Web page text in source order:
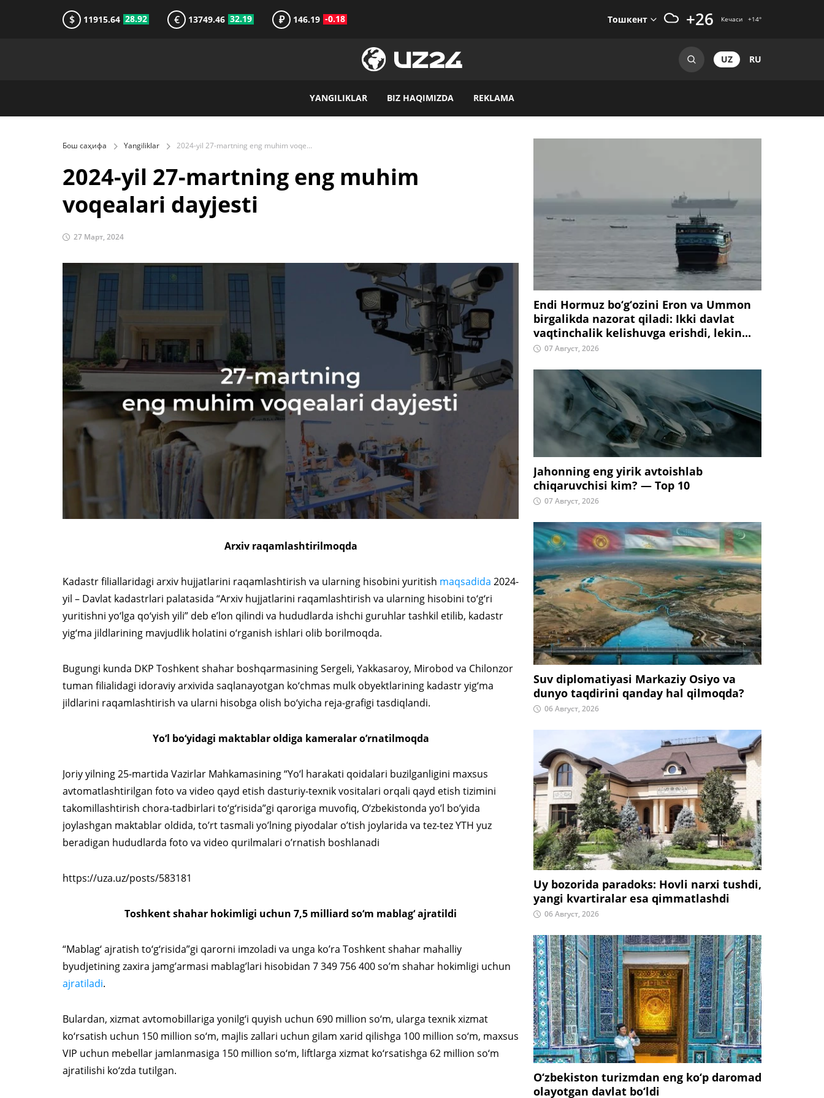
$ 11915.64 28.92 € 13749.46 32.19 ₽ 146.19 -0.18 Тошкент +26 Кечаси +14°
UZ RU
YANGILIKLAR BIZ HAQIMIZDA REKLAMA
Бош саҳифа Yangiliklar 2024-yil 27-martning eng muhim voqealari dayjesti
2024-yil 27-martning eng muhim
voqealari dayjesti
27 Март, 2024
Arxiv raqamlashtirilmoqda
Kadastr filiallaridagi arxiv hujjatlarini raqamlashtirish va ularning hisobini yuritish maqsadida 2024-
yil – Davlat kadastrlari palatasida “Arxiv hujjatlarini raqamlashtirish va ularning hisobini to‘g‘ri
yuritishni yo‘lga qo‘yish yili” deb e’lon qilindi va hududlarda ishchi guruhlar tashkil etilib, kadastr
yig‘ma jildlarining mavjudlik holatini o‘rganish ishlari olib borilmoqda.
Bugungi kunda DKP Toshkent shahar boshqarmasining Sergeli, Yakkasaroy, Mirobod va Chilonzor
tuman filialidagi idoraviy arxivida saqlanayotgan ko‘chmas mulk obyektlarining kadastr yig‘ma
jildlarini raqamlashtirish va ularni hisobga olish bo‘yicha reja-grafigi tasdiqlandi.
Yo‘l bo‘yidagi maktablar oldiga kameralar o’rnatilmoqda
Joriy yilning 25-martida Vazirlar Mahkamasining “Yo‘l harakati qoidalari buzilganligini maxsus
avtomatlashtirilgan foto va video qayd etish dasturiy-texnik vositalari orqali qayd etish tizimini
takomillashtirish chora-tadbirlari to‘g‘risida”gi qaroriga muvofiq, O’zbekistonda yo’l bo’yida
joylashgan maktablar oldida, to’rt tasmali yo’lning piyodalar o’tish joylarida va tez-tez YTH yuz
beradigan hududlarda foto va video qurilmalari o’rnatish boshlanadi
https://uza.uz/posts/583181
Toshkent shahar hokimligi uchun 7,5 milliard so‘m mablag‘ ajratildi
“Mablag‘ ajratish to‘g‘risida”gi qarorni imzoladi va unga ko’ra Toshkent shahar mahalliy
byudjetining zaxira jamg’armasi mablag’lari hisobidan 7 349 756 400 so’m shahar hokimligi uchun
ajratiladi.
Bulardan, xizmat avtomobillariga yonilg‘i quyish uchun 690 million so‘m, ularga texnik xizmat
ko‘rsatish uchun 150 million so‘m, majlis zallari uchun gilam xarid qilishga 100 million so‘m, maxsus
VIP uchun mebellar jamlanmasiga 150 million so‘m, liftlarga xizmat ko‘rsatishga 62 million so‘m
ajratilishi ko‘zda tutilgan.
Endi Hormuz bo‘g‘ozini Eron va Ummon
birgalikda nazorat qiladi: Ikki davlat
vaqtinchalik kelishuvga erishdi, lekin...
07 Август, 2026
Jahonning eng yirik avtoishlab
chiqaruvchisi kim? — Top 10
07 Август, 2026
Suv diplomatiyasi Markaziy Osiyo va
dunyo taqdirini qanday hal qilmoqda?
06 Август, 2026
Uy bozorida paradoks: Hovli narxi tushdi,
yangi kvartiralar esa qimmatlashdi
06 Август, 2026
O‘zbekiston turizmdan eng ko‘p daromad
olayotgan davlat bo‘ldi